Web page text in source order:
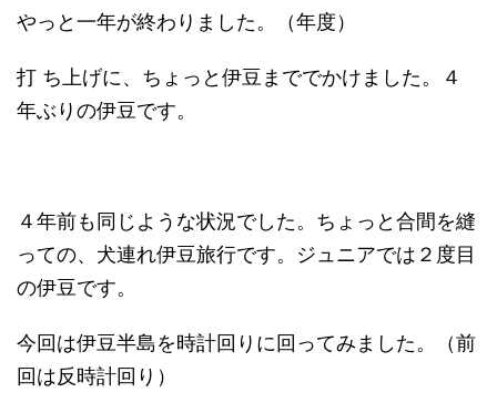
やっと一年が終わりました。（年度）
打 ち上げに、ちょっと伊豆まででかけました。４
年ぶりの伊豆です。
４年前も同じような状況でした。ちょっと合間を縫
っての、犬連れ伊豆旅行です。ジュニアでは２度目
の伊豆です。
今回は伊豆半島を時計回りに回ってみました。（前
回は反時計回り）